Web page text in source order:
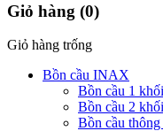
Giỏ hàng (0)
Giỏ hàng trống
Bồn cầu INAX
Bồn cầu 1
Bồn cầu 2
Bồn cầu